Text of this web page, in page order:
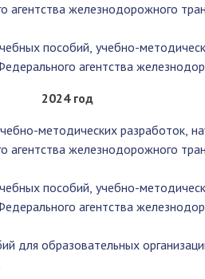
агентства железнодорожного
пособий, учебно-
агентства
2024 год
методических разработок,
агентства железнодорожного
пособий, учебно-
агентства
для образовательных